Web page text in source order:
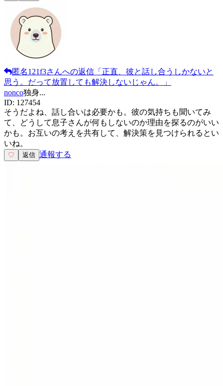
匿名121f3さんへの返信 「 正直、彼と話し合うしかないと
思う。だって放置しても解決しないじゃん。
」
nonco独身...
ID: 127454
そうだよね、話し合いは必要かも。彼の気持ちも聞いてみ
て、どうして息子さんが何もしないのか理由を探るのがいい
かも。お互いの考えを共有して、解決策を見つけられるとい
いね。
♡ 返信 通報する